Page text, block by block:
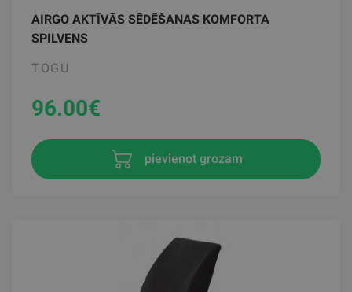
AIRGO AKTĪVĀS SĒDĒŠANAS KOMFORTA
SPILVENS
TOGU
96.00€
pievienot grozam